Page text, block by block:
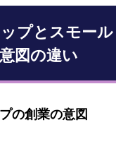
プとスモー
図の違い
の創業の意図